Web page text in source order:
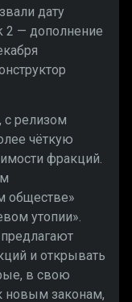
дату
2 — дополнение
с релизом
чёткую
фракций.
обществе»
утопии».
и открывать
в свою
новым законам,